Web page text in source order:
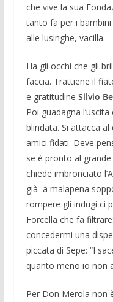
che vive la sua
tanto fa per i bambini
alle lusinghe, vacilla.
Ha gli occhi che gli
faccia. Trattiene il
e gratitudine Silvio
Poi guadagna
blindata. Si attacca
amici fidati. Deve
se è pronto al
chiede imbronciato
già a malapena
rompere gli indugi ci
Forcella che fa
concedermi una
piccata di Sepe: “I
quanto meno io non
Per Don Merola non